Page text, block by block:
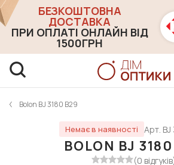
БЕЗКОШТОВНА
ДОСТАВКА
ПРИ ОПЛАТІ ОНЛАЙН ВІД
1500ГРН
Bolon BJ 3180 B29
Немає в наявності Арт. BJ
BOLON BJ
(0